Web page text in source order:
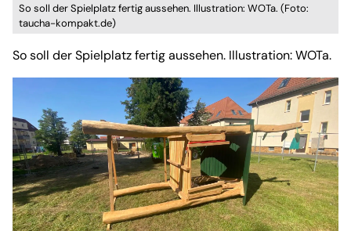
So soll der Spielplatz fertig aussehen. Illustration: WOTa. (Foto:
taucha-kompakt.de)
So soll der Spielplatz fertig aussehen. Illustration: WOTa.